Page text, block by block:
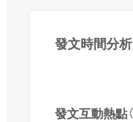
發文時間分析
發文互動熱點